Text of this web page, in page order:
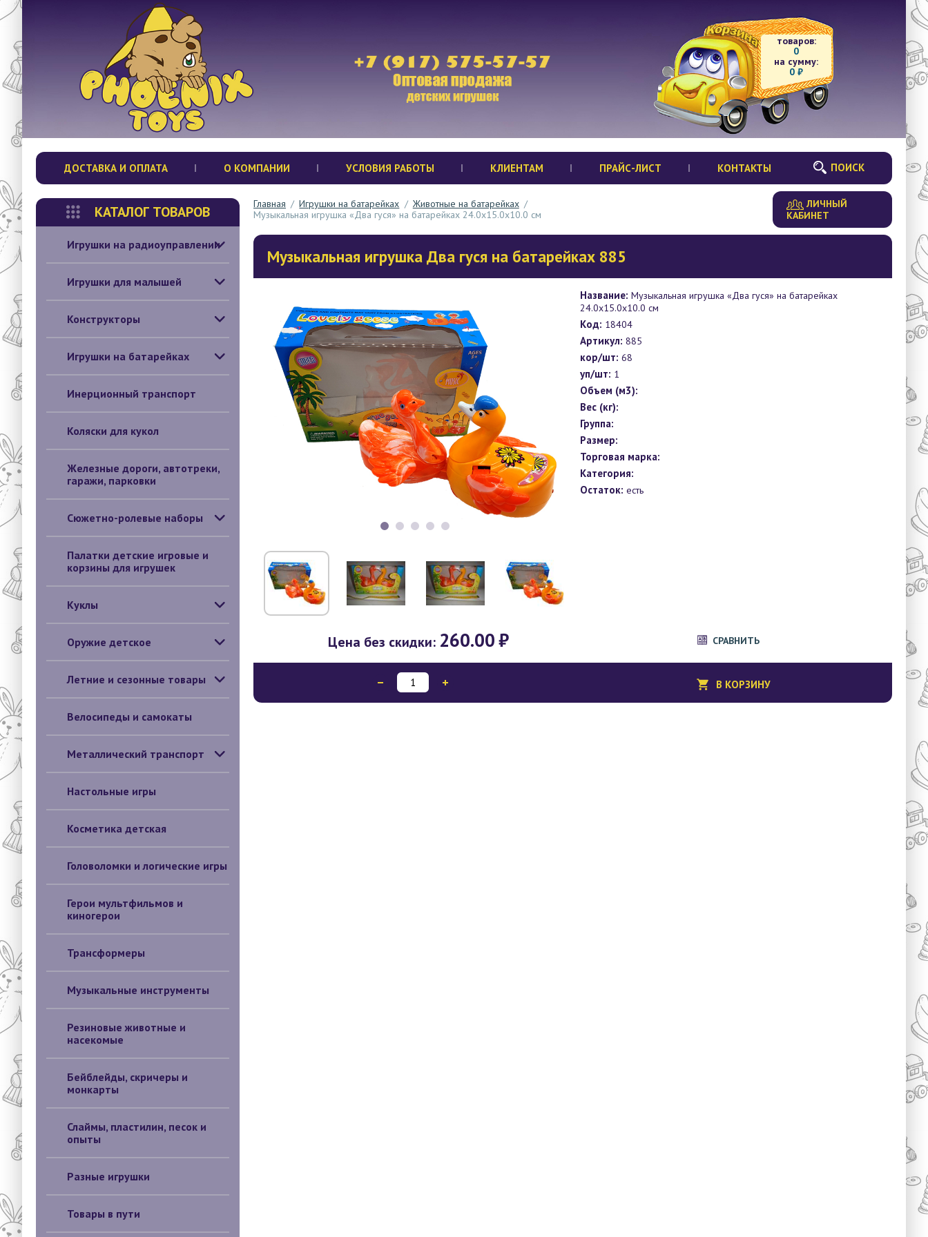
товаров:
0
на сумму:
0 ₽
ДОСТАВКА И ОПЛАТА О КОМПАНИИ УСЛОВИЯ РАБОТЫ КЛИЕНТАМ ПРАЙС-ЛИСТ КОНТАКТЫ ПОИСК
КАТАЛОГ ТОВАРОВ
Игрушки на радиоуправлении
Игрушки для малышей
Конструкторы
Игрушки на батарейках
Инерционный транспорт
Коляски для кукол
Железные дороги, автотреки,
гаражи, парковки
Сюжетно-ролевые наборы
Палатки детские игровые и
корзины для игрушек
Куклы
Оружие детское
Летние и сезонные товары
Велосипеды и самокаты
Металлический транспорт
Настольные игры
Косметика детская
Головоломки и логические игры
Герои мультфильмов и
киногерои
Трансформеры
Музыкальные инструменты
Резиновые животные и
насекомые
Бейблейды, скричеры и
монкарты
Слаймы, пластилин, песок и
опыты
Разные игрушки
Товары в пути
Главная / Игрушки на батарейках / Животные на батарейках /
Музыкальная игрушка «Два гуся» на батарейках 24.0х15.0х10.0 см
ЛИЧНЫЙ
КАБИНЕТ
Музыкальная игрушка Два гуся на батарейках 885
Название: Музыкальная игрушка «Два гуся» на батарейках
24.0х15.0х10.0 см
Код: 18404
Артикул: 885
кор/шт: 68
уп/шт: 1
Объем (м3):
Вес (кг):
Группа:
Размер:
Торговая марка:
Категория:
Остаток: есть
Цена без скидки: 260.00₽ СРАВНИТЬ
В КОРЗИНУ